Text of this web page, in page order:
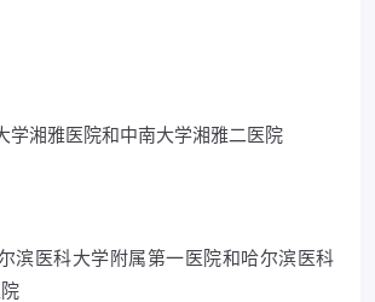
学湘雅医院和中南大学湘雅二医院
滨医科大学附属第一医院和哈尔滨医科